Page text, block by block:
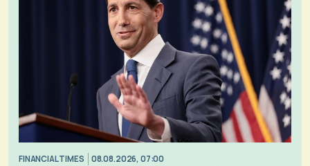
FINANCIAL TIMES 08.08.2026, 07:00